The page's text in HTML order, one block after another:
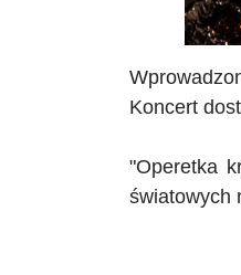
Koncert
"Operetka
światowych